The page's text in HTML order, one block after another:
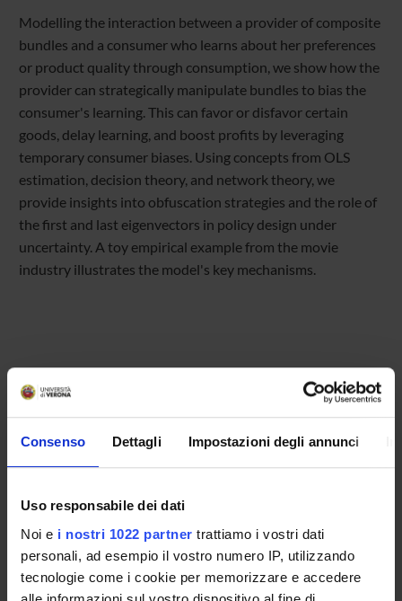
Consenso Dettagli Impostazioni degli annunci
Uso responsabile dei dati
Noi e i nostri 1022 partner trattiamo i vostri dati
personali, ad esempio il vostro numero IP, utilizzando
tecnologie come i cookie per memorizzare e accedere
Modelling the interaction between a provider of composite
bundles and a consumer who learns about her preferences
or product quality through consumption, we show how the
provider can strategically manipulate bundles to bias the
consumer's learning. This can favor or disfavor certain
goods, delay learning, and boost profits by leveraging
temporary consumer biases. Using concepts from OLS
estimation, decision theory, and network theory, we
provide insights into obfuscation strategies and the role of
the first and last eigenvectors in policy design under
uncertainty. A toy empirical example from the movie
industry illustrates the model's key mechanisms.
Referente
Data pubblicazione
24 luglio 2024